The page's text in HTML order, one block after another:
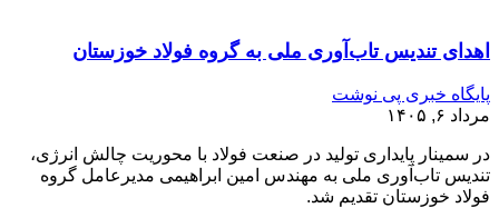
اهدای تندیس تاب‌آوری ملی به گروه فولاد خوزستان
پایگاه خبری پی نوشت
مرداد ۶, ۱۴۰۵
در سمینار پایداری تولید در صنعت فولاد با محوریت چالش انرژی،
تندیس تاب‌آوری ملی به مهندس امین ابراهیمی مدیرعامل گروه
فولاد خوزستان تقدیم شد.